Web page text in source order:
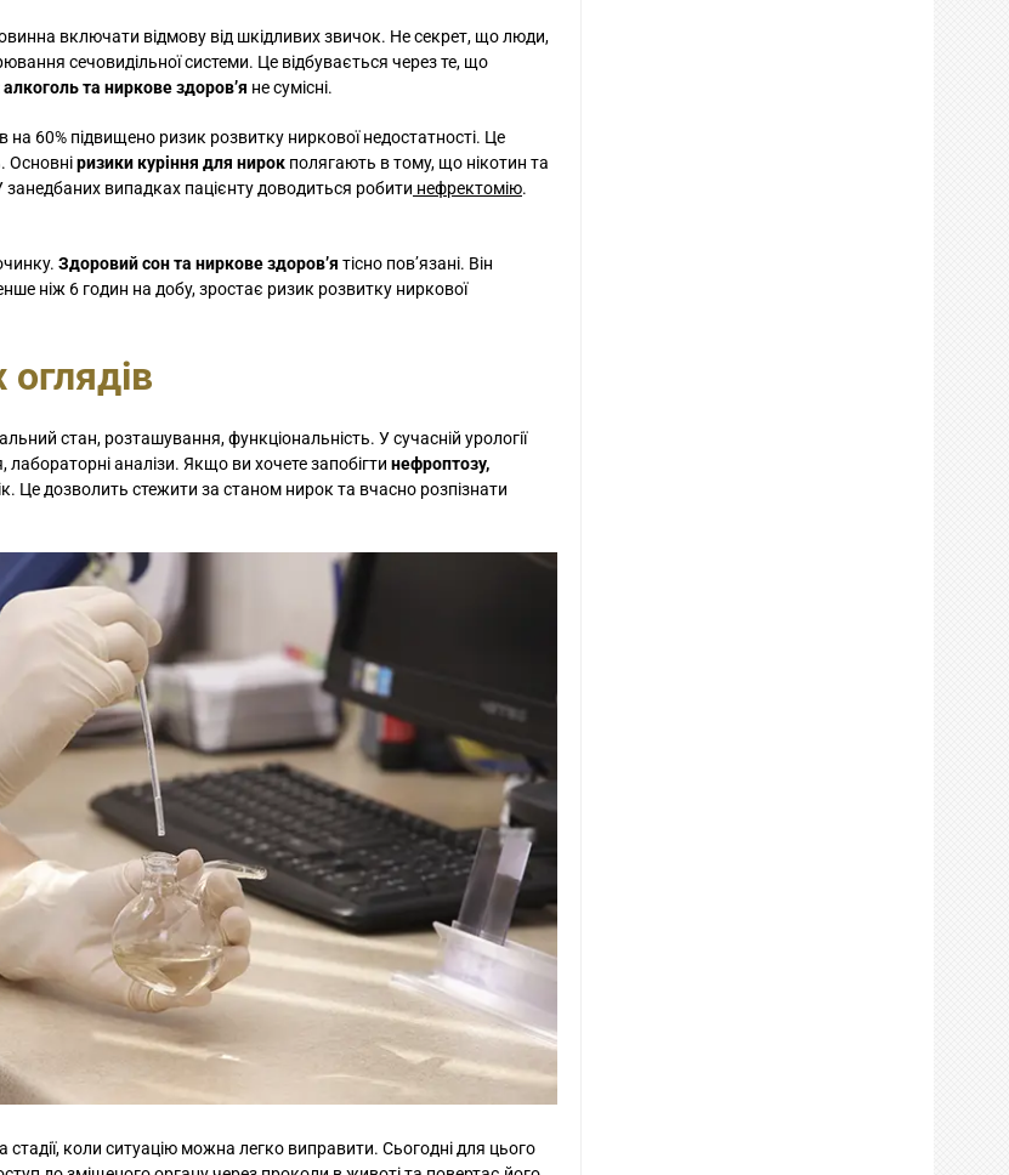
включати відмову від шкідливих звичок. Не секрет, що люди,
сечовидільної системи. Це відбувається через те, що
алкоголь та ниркове здоров’я не сумісні.
60% підвищено ризик розвитку ниркової недостатності. Це
Основніризики куріння для нирок полягають в тому, що нікотин та
випадках пацієнту доводиться робити нефректомію.
Здоровий сон та ниркове здоров’я тісно пов’язані. Він
ніж 6 годин на добу, зростає ризик розвитку ниркової
стан, розташування, функціональність. У сучасній урології
аналізи. Якщо ви хочете запобігти нефроптозу,
Це дозволить стежити за станом нирок та вчасно розпізнати
коли ситуацію можна легко виправити. Сьогодні для цього